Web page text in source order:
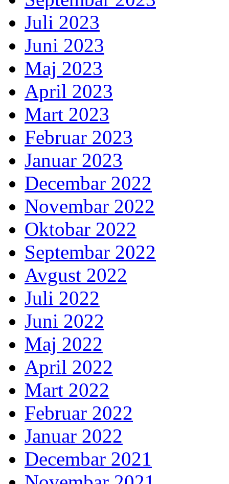
Juli 2023
Juni 2023
Maj 2023
April 2023
Mart 2023
Februar 2023
Januar 2023
Decembar 2022
Novembar 2022
Oktobar 2022
Septembar 2022
Avgust 2022
Juli 2022
Juni 2022
Maj 2022
April 2022
Mart 2022
Februar 2022
Januar 2022
Decembar 2021